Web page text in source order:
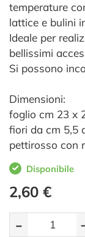
temperature
lattice e bulini
Ideale per
bellissimi
Si possono
Dimensioni:
foglio cm 23 x
fiori da cm 5,5
pettirosso con
Disponibile
2,60 €
-